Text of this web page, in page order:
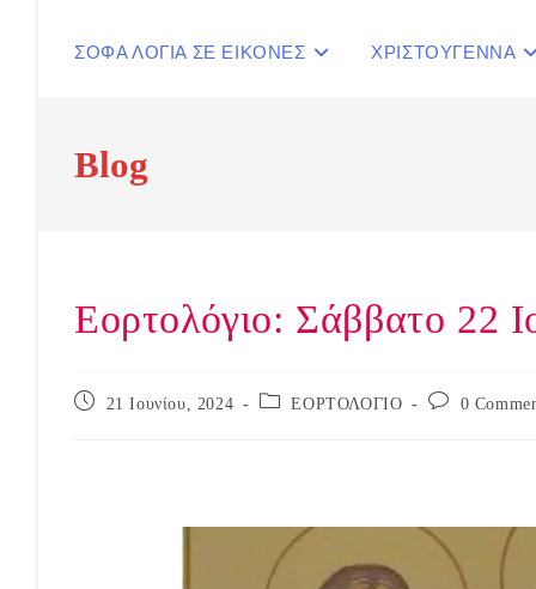
ΣΟΦΑ ΛΟΓΙΑ ΣΕ ΕΙΚΟΝΕΣ ΧΡΙΣΤΟΥΓΕΝΝΑ
Blog
Εορτολόγιο: Σάββατο 22
Post
21 Ιουνίου, 2024
Post ΕΟΡΤΟΛΟΓΙΟ
Post
0